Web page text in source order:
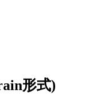
形式)